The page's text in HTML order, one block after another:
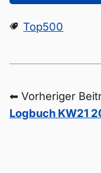
Top500
⬅ Vorheriger
Logbuch KW21